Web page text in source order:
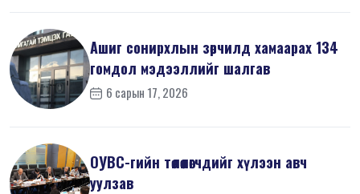
Ашиг сонирхлын зөрчилд хамаарах 134
гомдол мэдээллийг шалгав
6 сарын 17, 2026
ОУВС-гийн төлөөлөгчдийг хүлээн авч
уулзав